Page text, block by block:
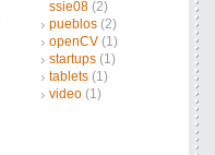
ssie08 (2)
pueblos (2)
openCV (1)
startups (1)
tablets (1)
video (1)